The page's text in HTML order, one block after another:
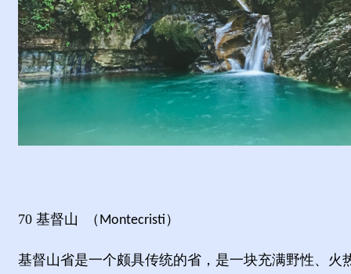
70 基督山 （ Montecristi ）
基督山省是一个颇具传统的省，是一块充满野性、